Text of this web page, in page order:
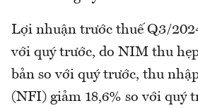
Lợi nhuận trước thuế Q3/
với quý trước, do NIM thu
bản so với quý trước, thu
(NFI) giảm 18,6% so với quý